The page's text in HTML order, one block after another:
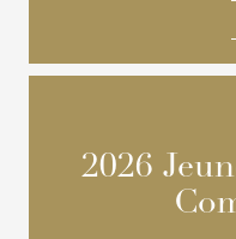
2026
2026